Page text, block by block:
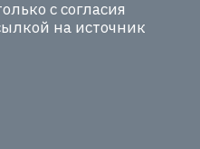
с согласия
на источник